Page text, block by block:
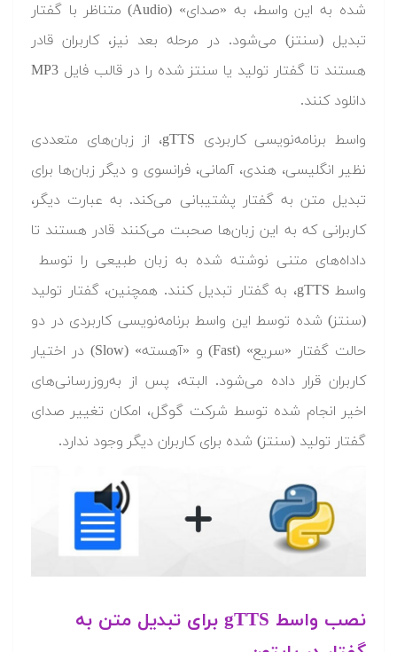
شده به این واسط، به «صدای» (Audio) متناظر با گفتار
تبدیل (سنتز) می‌شود. در مرحله بعد نیز، کاربران قادر
هستند تا گفتار تولید یا سنتز شده را در قالب فایل MP3
دانلود کنند.
واسط برنامه‌نویسی کاربردی gTTS، از زبان‌های متعددی
نظیر انگلیسی، هندی، آلمانی، فرانسوی و دیگر زبان‌ها برای
تبدیل متن به گفتار پشتیبانی می‌کند. به عبارت دیگر،
کاربرانی که به این زبان‌ها صحبت می‌کنند قادر هستند تا
داداه‌های متنی نوشته شده به زبان طبیعی را توسط
واسط gTTS، به گفتار تبدیل کنند. همچنین، گفتار تولید
(سنتز) شده توسط این واسط برنامه‌نویسی کاربردی در دو
حالت گفتار «سریع» (Fast) و «آهسته» (Slow) در اختیار
کاربران قرار داده می‌شود. البته، پس از به‌روزرسانی‌های
اخیر انجام شده توسط شرکت گوگل، امکان تغییر صدای
گفتار تولید (سنتز) شده برای کاربران دیگر وجود ندارد.
نصب واسط gTTS برای تبدیل متن به